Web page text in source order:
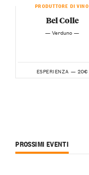
PRODUTTORE DI VINO
Bel Colle
— Verduno —
ESPERIENZA — 20€
PROSSIMI EVENTI